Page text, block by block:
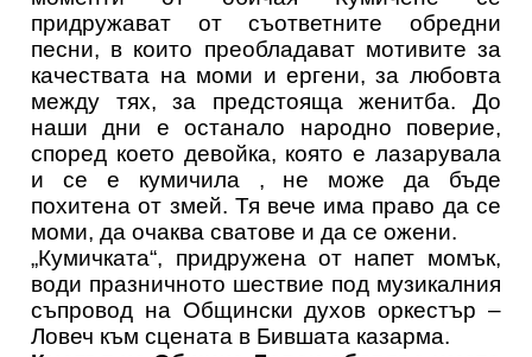
придружават от съответните обредни
песни, в които преобладават мотивите за
качествата на моми и ергени, за любовта
между тях, за предстояща женитба. До
наши дни е останало народно поверие,
според което девойка, която е лазарувала
и се е кумичила , не може да бъде
похитена от змей. Тя вече има право да се
моми, да очаква сватове и да се ожени.
„Кумичката“, придружена от напет момък,
води празничното шествие под музикалния
съпровод на Общински духов оркестър –
Ловеч към сцената в Бившата казарма.